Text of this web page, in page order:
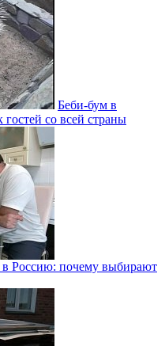
Беби-бум в
со всей страны
в Россию: почему выбирают